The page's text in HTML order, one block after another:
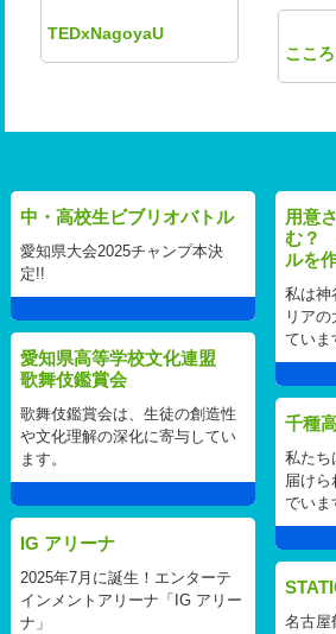
TEDxNagoyaU
ここ
中・高校生ビブリオバトル
愛知県大会2025チャンプ本決
定!!
用意
む？
ルを
私は神
リア
ていま
愛知県高等学校文化連盟
歌舞伎鑑賞会
歌舞伎鑑賞会は、生徒の創造性
や文化理解の深化に寄与してい
ます。
千種
私たち
届けら
でいま
IG アリーナ
2025年7月に誕生！エンターテ
インメントアリーナ「IG アリー
ナ」
名古屋